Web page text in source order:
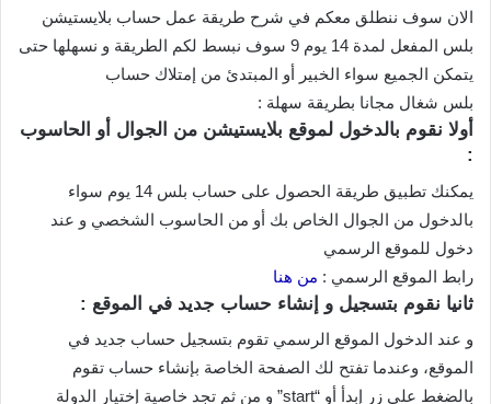
الان سوف ننطلق معكم في شرح طريقة عمل حساب بلايستيشن
بلس المفعل لمدة 14 يوم 9 سوف نبسط لكم الطريقة و نسهلها حتى
يتمكن الجميع سواء الخبير أو المبتدئ من إمتلاك حساب
بلس شغال مجانا بطريقة سهلة :
أولا نقوم بالدخول لموقع بلايستيشن من الجوال أو الحاسوب
:
يمكنك تطبيق طريقة الحصول على حساب بلس 14 يوم سواء
بالدخول من الجوال الخاص بك أو من الحاسوب الشخصي و عند
دخول للموقع الرسمي
رابط الموقع الرسمي : من هنا
ثانيا نقوم بتسجيل و إنشاء حساب جديد في الموقع :
و عند الدخول الموقع الرسمي تقوم بتسجيل حساب جديد في
الموقع، وعندما تفتح لك الصفحة الخاصة بإنشاء حساب تقوم
بالضغط على زر إبدأ أو “start” و من ثم تجد خاصية إختيار الدولة